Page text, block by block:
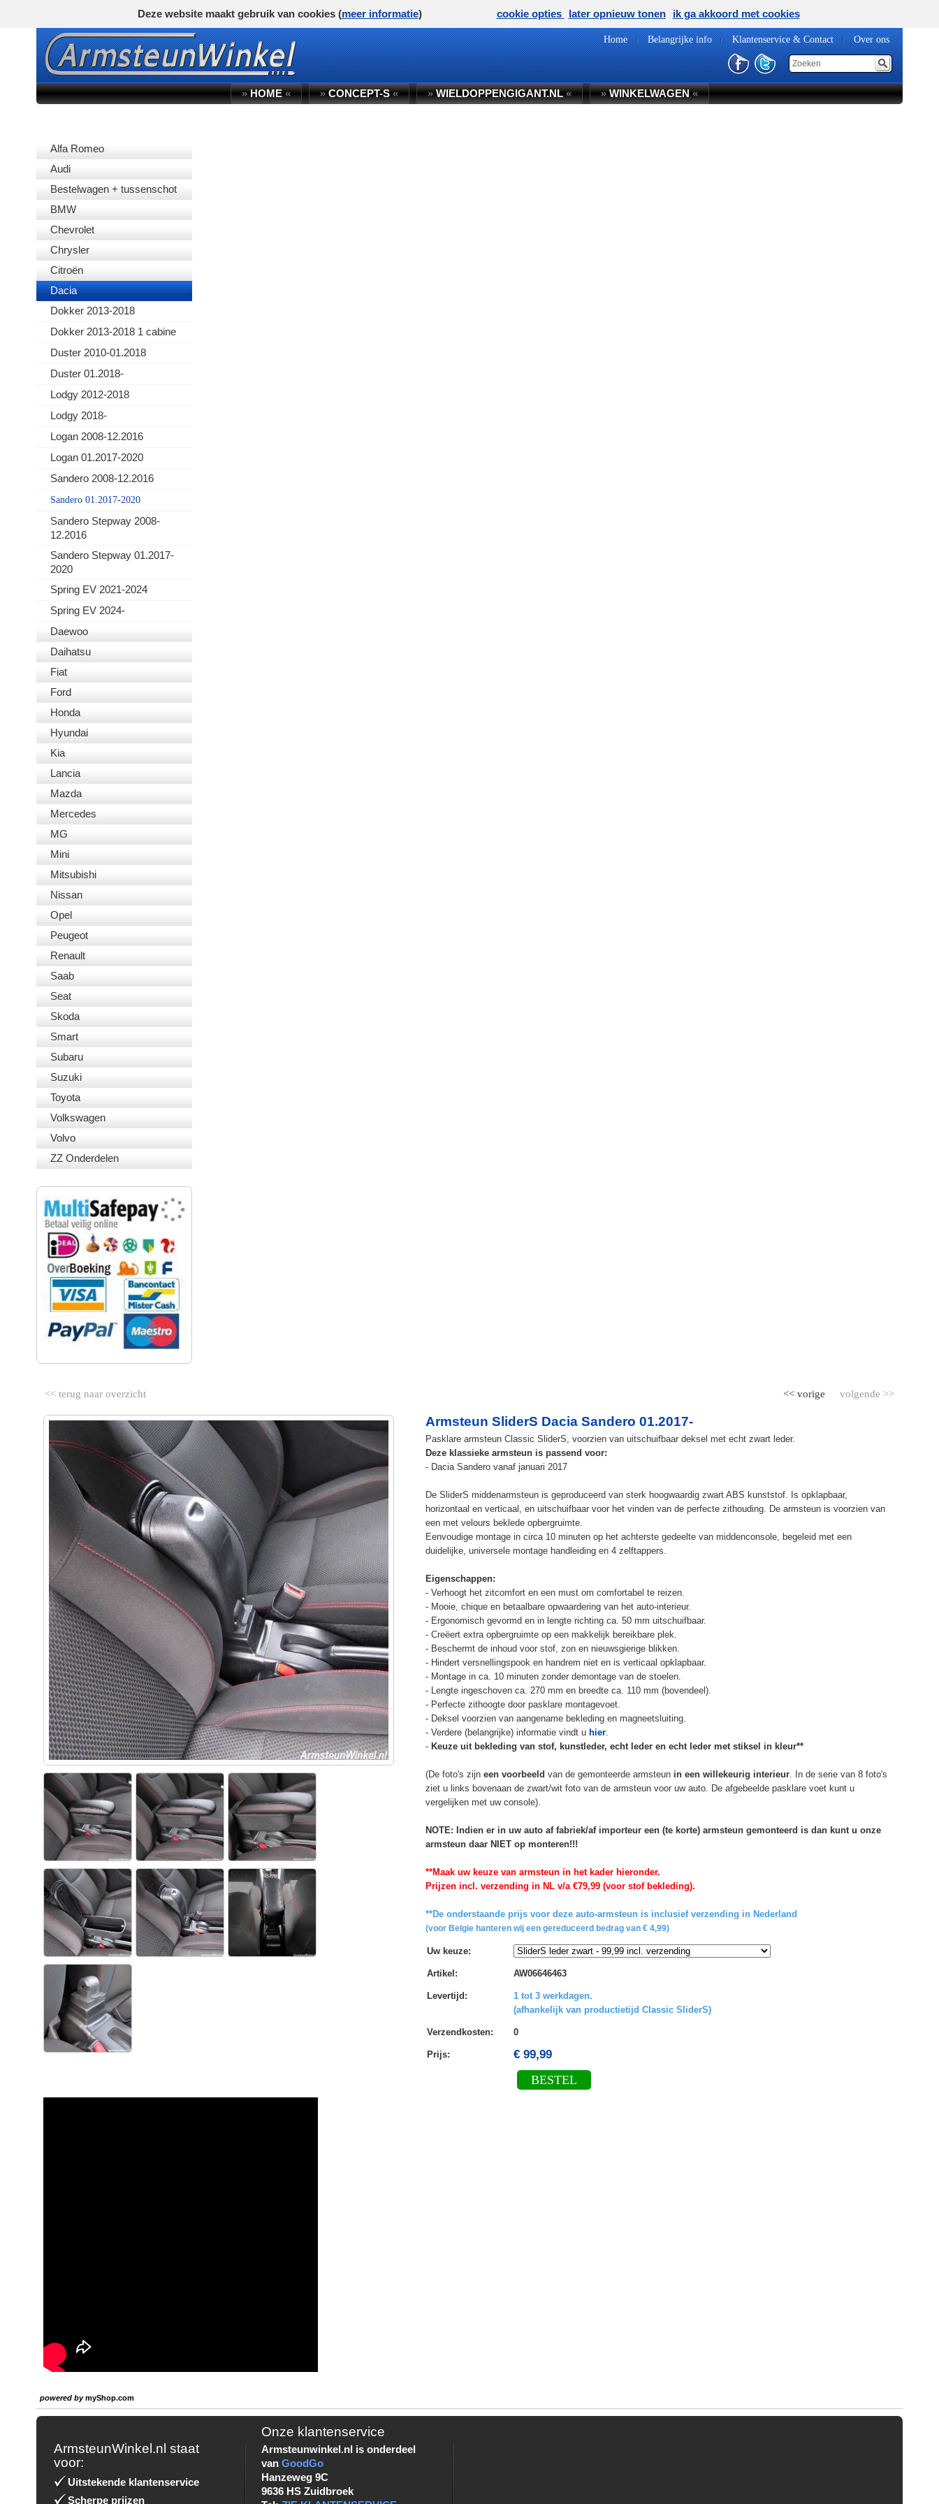
Home Belangrijke info Klantenservice & Contact Over ons
»HOME« »CONCEPT-S« »WIELDOPPENGIGANT.NL« »WINKELWAGEN«
Alfa Romeo
Audi
Bestelwagen + tussenschot
BMW
Chevrolet
Chrysler
Citroën
Dacia
Dokker 2013-2018
Dokker 2013-2018 1 cabine
Duster 2010-01.2018
Duster 01.2018-
Lodgy 2012-2018
Lodgy 2018-
Logan 2008-12.2016
Logan 01.2017-2020
Sandero 2008-12.2016
Sandero 01.2017-2020
Sandero Stepway 2008-
12.2016
Sandero Stepway 01.2017-
2020
Spring EV 2021-2024
Spring EV 2024-
Daewoo
Daihatsu
Fiat
Ford
Honda
Hyundai
Kia
Lancia
Mazda
Mercedes
MG
Mini
Mitsubishi
Nissan
Opel
Peugeot
Renault
Saab
Seat
Skoda
Smart
Subaru
Suzuki
Toyota
Volkswagen
Volvo
ZZ Onderdelen
<< terug naar overzicht volgende >>
<< vorige
Armsteun SliderS Dacia Sandero 01.2017-
Pasklare armsteun Classic SliderS, voorzien van uitschuifbaar deksel met echt zwart leder.
Deze klassieke armsteun is passend voor:
- Dacia Sandero vanaf januari 2017
De SliderS middenarmsteun is geproduceerd van sterk hoogwaardig zwart ABS kunststof. Is opklapbaar,
horizontaal en verticaal, en uitschuifbaar voor het vinden van de perfecte zithouding. De armsteun is voorzien van
een met velours beklede opbergruimte.
Eenvoudige montage in circa 10 minuten op het achterste gedeelte van middenconsole, begeleid met een
duidelijke, universele montage handleiding en 4 zelftappers.
Eigenschappen:
- Verhoogt het zitcomfort en een must om comfortabel te reizen.
- Mooie, chique en betaalbare opwaardering van het auto-interieur.
- Ergonomisch gevormd en in lengte richting ca. 50 mm uitschuifbaar.
- Creëert extra opbergruimte op een makkelijk bereikbare plek.
- Beschermt de inhoud voor stof, zon en nieuwsgierige blikken.
- Hindert versnellingspook en handrem niet en is verticaal opklapbaar.
- Montage in ca. 10 minuten zonder demontage van de stoelen.
- Lengte ingeschoven ca. 270 mm en breedte ca. 110 mm (bovendeel).
- Perfecte zithoogte door pasklare montagevoet.
- Deksel voorzien van aangename bekleding en magneetsluiting.
- Verdere (belangrijke) informatie vindt u hier.
- Keuze uit bekleding van stof, kunstleder, echt leder en echt leder met stiksel in kleur**
(De foto's zijn een voorbeeld van de gemonteerde armsteun in een willekeurig interieur. In de serie van 8 foto's
ziet u links bovenaan de zwart/wit foto van de armsteun voor uw auto. De afgebeelde pasklare voet kunt u
vergelijken met uw console).
NOTE: Indien er in uw auto af fabriek/af importeur een (te korte) armsteun gemonteerd is dan kunt u onze
armsteun daar NIET op monteren!!!
**Maak uw keuze van armsteun in het kader hieronder.
Prijzen incl. verzending in NL v/a €79,99 (voor stof bekleding).
**De onderstaande prijs voor deze auto-armsteun is inclusief verzending in Nederland
(voor Belgie hanteren wij een gereduceerd bedrag van € 4,99)
Uw keuze:
Artikel : AW06646463
Levertijd :
1 tot 3 werkdagen.
(afhankelijk van productietijd Classic SliderS)
Verzendkosten: 0
Prijs: € 99,99
BESTEL
powered bymyShop.com
ArmsteunWinkel.nl staat
voor:
Uitstekende klantenservice
Scherpe prijzen
Onze klantenservice
Armsteunwinkel.nl is onderdeel
vanGoodGo
Hanzeweg 9C
9636 HS Zuidbroek
Deze website maakt gebruik van cookies (meer informatie) cookie opties later opnieuw tonen ik ga akkoord met cookies